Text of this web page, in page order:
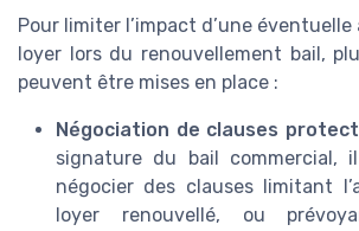
Pour limiter l’impact d’une
loyer lors du renouvellement bail,
peuvent être mises en place :
Négociation de clauses
signature du bail commercial,
négocier des clauses limitant
loyer renouvellé, ou